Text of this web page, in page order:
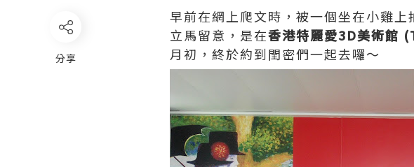
分享
早前在網上爬文時，被一個坐在小雞上
立馬留意，是在香港特麗愛3D美術
月初，終於約到閏密們一起去囉～